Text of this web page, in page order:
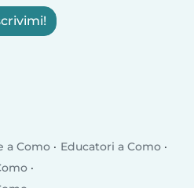
a Como
Educatori a Como